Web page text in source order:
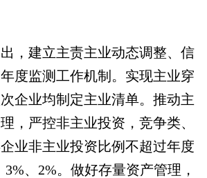
建立主责主业动态调整、信
度监测工作机制。实现主业穿
企业均制定主业清单。推动主
，严控非主业投资，竞争类、
业非主业投资比例不超过年度
、2%。做好存量资产管理，